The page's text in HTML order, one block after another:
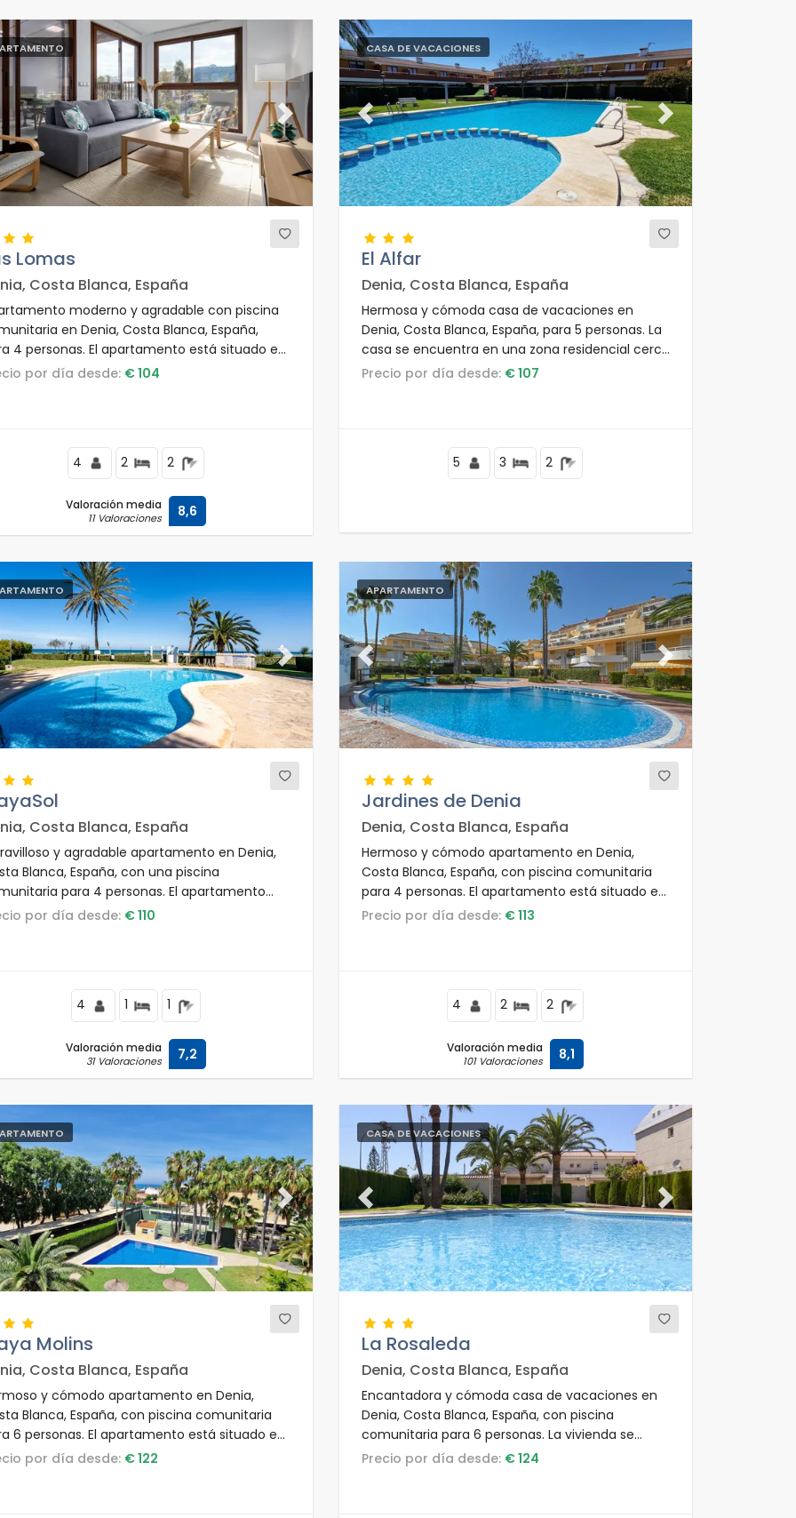
Next
Lomas
Costa Blanca, España
moderno y agradable con piscina
en Denia, Costa Blanca, España,
4 personas. El apartamento está situado en
zona residencial, cerca de restaurantes y
por día desde: € 104
4 2 2
Valoración media
11 Valoraciones 8,6
CASA DE VACACIONES
Previous Next
El Alfar
Denia, Costa Blanca, España
Hermosa y cómoda casa de vacaciones en
Denia, Costa Blanca, España, para 5 personas. La
casa se encuentra en una zona residencial cerca
de la playa, cerca de restaurantes, bares,
Precio por día desde: € 107
5 3 2
Next
Costa Blanca, España
y agradable apartamento en Denia,
Blanca, España, con una piscina
para 4 personas. El apartamento
situado en una zona residencial de playa,
por día desde: € 110
4 1 1
Valoración media
31 Valoraciones 7,2
APARTAMENTO
Previous Next
Jardines de Denia
Denia, Costa Blanca, España
Hermoso y cómodo apartamento en Denia,
Costa Blanca, España, con piscina comunitaria
para 4 personas. El apartamento está situado en
una zona residencial de playa, cerca de
Precio por día desde: € 113
4 2 2
Valoración media
101 Valoraciones 8,1
Next
Molins
Costa Blanca, España
y cómodo apartamento en Denia,
Blanca, España, con piscina comunitaria
6 personas. El apartamento está situado en
zona residencial de playa, cerca de
por día desde: € 122
CASA DE VACACIONES
Previous Next
La Rosaleda
Denia, Costa Blanca, España
Encantadora y cómoda casa de vacaciones en
Denia, Costa Blanca, España, con piscina
comunitaria para 6 personas. La vivienda se
encuentra en una zona residencial cerca de la
Precio por día desde: € 124